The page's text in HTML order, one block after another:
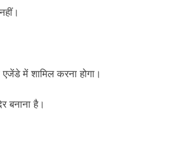
में शामिल करना होगा।
बनाना है।